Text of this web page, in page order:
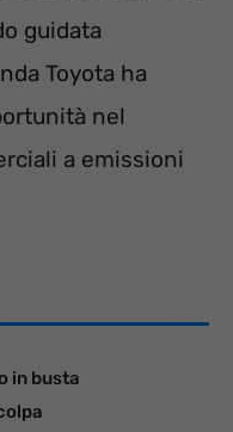
guidata
Toyota ha
nel
a emissioni
in busta